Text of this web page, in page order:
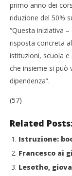
primo anno dei
riduzione del 50%
“Questa iniziativa
risposta concreta
istituzioni, scuola e
che insieme si può
dipendenza”.
(57)
Related
Istruzione:
Francesco ai
Lesotho,